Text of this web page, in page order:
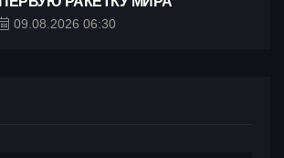
09.08.2026 06:30